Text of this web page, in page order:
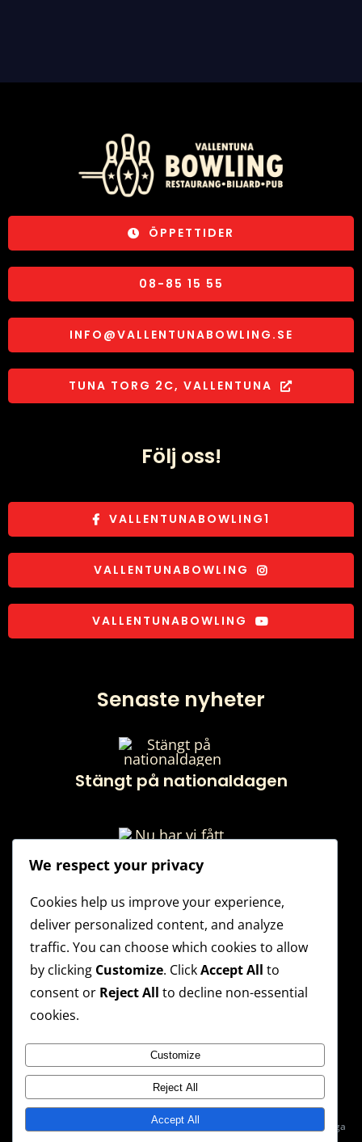
ÖPPETTIDER
08-85 15 55
INFO@VALLENTUNABOWLING.SE
TUNA TORG 2C, VALLENTUNA
Följ oss!
VALLENTUNABOWLING1
VALLENTUNABOWLING
VALLENTUNABOWLING
Senaste nyheter
Stängt på nationaldagen
ingång!
Husligan höst 2026 – Startar 26:e
© 2021 - 2026 Vallentuna Bowling •Integritetspolicy
• Skapat med många
We respect your privacy
Cookies help us improve your experience,
deliver personalized content, and analyze
traffic. You can choose which cookies to allow
by clicking Customize. ClickAccept All to
consent or Reject All to decline non-essential
cookies.
Customize
Reject All
Accept All